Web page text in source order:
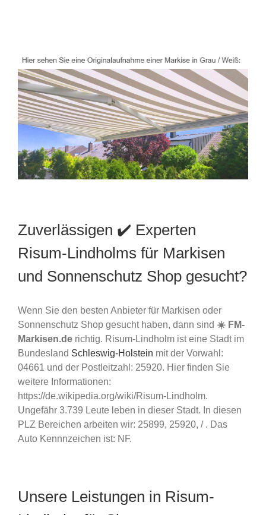
Zuverlässigen ✔️ Experten
Risum-Lindholms für Markisen
und Sonnenschutz Shop gesucht?
Wenn Sie den besten Anbieter für Markisen oder
Sonnenschutz Shop gesucht haben, dann sind ☀️ FM-
Markisen.de richtig. Risum-Lindholm ist eine Stadt im
Bundesland Schleswig-Holstein mit der Vorwahl:
04661 und der Postleitzahl: 25920. Hier finden Sie
weitere Informationen:
https://de.wikipedia.org/wiki/Risum-Lindholm.
Ungefähr 3.739 Leute leben in dieser Stadt. In diesen
PLZ Bereichen arbeiten wir: 25899, 25920, / . Das
Auto Kennnzeichen ist: NF.
Unsere Leistungen in Risum-